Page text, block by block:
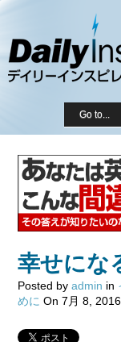
幸せにな
Posted by admin in
めに On 7月 8, 2016